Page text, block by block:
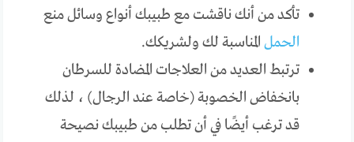
تأكد من أنك ناقشت مع طبيبك أنواع وسائل منع
الحمل المناسبة لك ولشريكك.
ترتبط العديد من العلاجات المضادة للسرطان
بانخفاض الخصوبة (خاصة عند الرجال) ، لذلك
قد ترغب أيضًا في أن تطلب من طبيبك نصيحة